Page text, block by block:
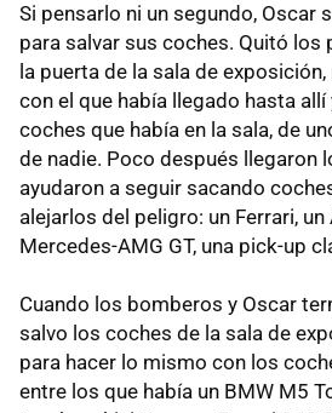
Si pensarlo ni un segundo, Oscar
para salvar sus coches. Quitó los
la puerta de la sala de
con el que había llegado hasta
coches que había en la sala, de
de nadie. Poco después llegaron
ayudaron a seguir sacando
alejarlos del peligro: un Ferrari, un
Mercedes-AMG GT, una pick-up
Cuando los bomberos y Oscar
salvo los coches de la sala de
para hacer lo mismo con los
entre los que había un BMW M5